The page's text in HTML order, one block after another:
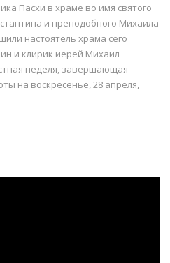
Пасхи в храме во имя святого
и преподобного Михаила
настоятель храма сего
и клирик иерей Михаил
неделя, завершающая
на воскресенье, 28 апреля,